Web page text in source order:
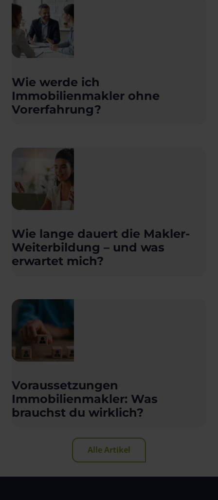
Wie werde ich
Immobilienmakler ohne
Vorerfahrung?
Wie lange dauert die Makler-
Weiterbildung – und was
erwartet mich?
Voraussetzungen
Immobilienmakler: Was
brauchst du wirklich?
Alle Artikel